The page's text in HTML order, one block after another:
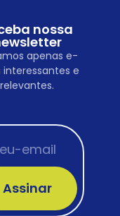
nossa
apenas e-
interessantes e
relevantes.
Assinar